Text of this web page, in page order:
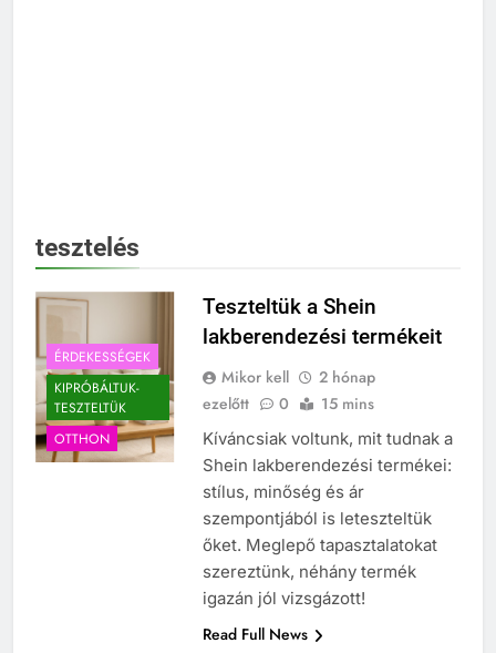
tesztelés
ÉRDEKESSÉGEK
KIPRÓBÁLTUK-
TESZTELTÜK
OTTHON
Teszteltük a Shein
lakberendezési termékeit
Mikor kell
2 hónap
ezelőtt
0 15 mins
Kíváncsiak voltunk, mit tudnak a
Shein lakberendezési termékei:
stílus, minőség és ár
szempontjából is leteszteltük
őket. Meglepő tapasztalatokat
szereztünk, néhány termék
igazán jól vizsgázott!
Read Full News